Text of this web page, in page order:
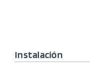
Instalación